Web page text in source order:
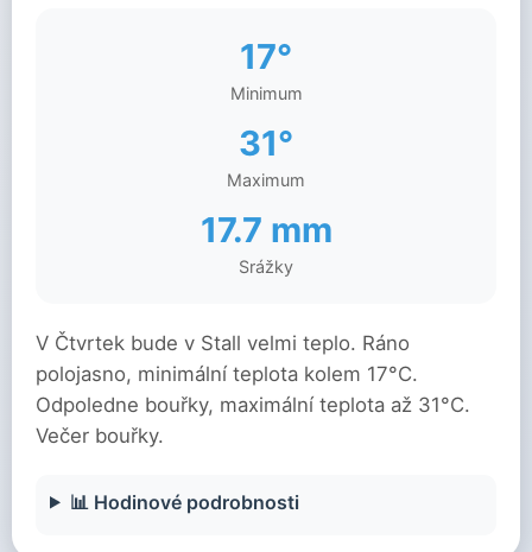
17°
Minimum
31°
Maximum
17.7 mm
Srážky
V Čtvrtek bude v Stall velmi teplo. Ráno
polojasno, minimální teplota kolem 17°C.
Odpoledne bouřky, maximální teplota až 31°C.
Večer bouřky.
📊 Hodinové podrobnosti